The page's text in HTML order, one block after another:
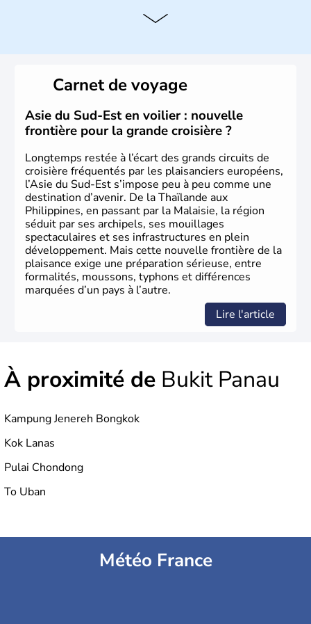
Histoire et administration
constituent son territoire. C'est l'un des « tigres » de la
région, passant en quelques années de « pays en voie de
développement » à « pays développé », riche de ses 27
millions d'habitants. La religion dominante est l'Islam.
Carnet de voyage
Asie du Sud-Est en voilier : nouvelle
frontière pour la grande croisière ?
Longtemps restée à l’écart des grands circuits de
croisière fréquentés par les plaisanciers européens,
l’Asie du Sud-Est s’impose peu à peu comme une
destination d’avenir. De la Thaïlande aux
Philippines, en passant par la Malaisie, la région
séduit par ses archipels, ses mouillages
spectaculaires et ses infrastructures en plein
développement. Mais cette nouvelle frontière de la
plaisance exige une préparation sérieuse, entre
formalités, moussons, typhons et différences
marquées d’un pays à l’autre.
Lire l'article
À proximité de Bukit Panau
Kampung Jenereh Bongkok
Kok Lanas
Pulai Chondong
To Uban
Météo France